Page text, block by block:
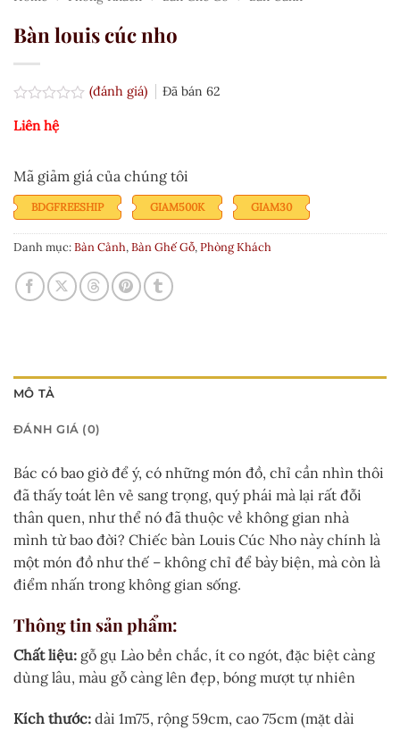
Bàn louis cúc nho
xếp
5
sao
(đánh giá) Đã bán 62
Liên hệ
Mã giảm giá của chúng tôi
BDGFREESHIP GIAM500K GIAM30
Danh mục:Bàn Cảnh,Bàn Ghế Gỗ,Phòng Khách
MÔ TẢ
ĐÁNH GIÁ (0)
Bác có bao giờ để ý, có những món đồ, chỉ cần nhìn thôi
đã thấy toát lên vẻ sang trọng, quý phái mà lại rất đỗi
thân quen, như thể nó đã thuộc về không gian nhà
mình từ bao đời? Chiếc bàn Louis Cúc Nho này chính là
một món đồ như thế – không chỉ để bày biện, mà còn là
điểm nhấn trong không gian sống.
Thông tin sản phẩm:
Chất liệu: gỗ gụ Lào bền chắc, ít co ngót, đặc biệt càng
dùng lâu, màu gỗ càng lên đẹp, bóng mượt tự nhiên
Kích thước: dài 1m75, rộng 59cm, cao 75cm (mặt dài